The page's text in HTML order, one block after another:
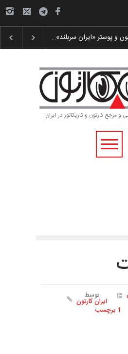
و پوستر «ایران سربلند»…
کارتون و کاریکاتور در ایران
توسط
ایران کارتون
1 برچسب